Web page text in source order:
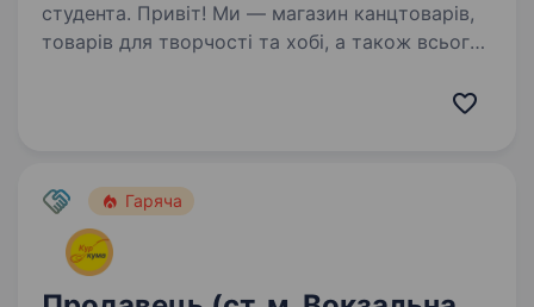
студента. Привіт! Ми — магазин канцтоварів,
товарів для творчості та хобі, а також всього
метро ВДНГ (100м) у Києві. Якщо тобі цікава
Гаряча